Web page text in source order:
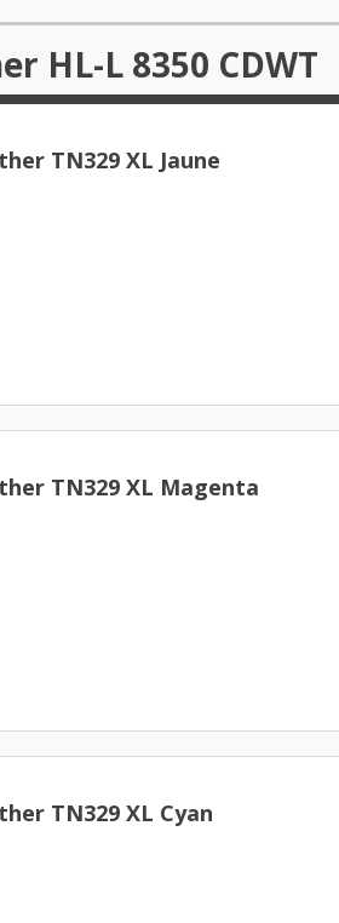
HL-L 8350 CDWT
TN329 XL Jaune
TN329 XL Magenta
TN329 XL Cyan